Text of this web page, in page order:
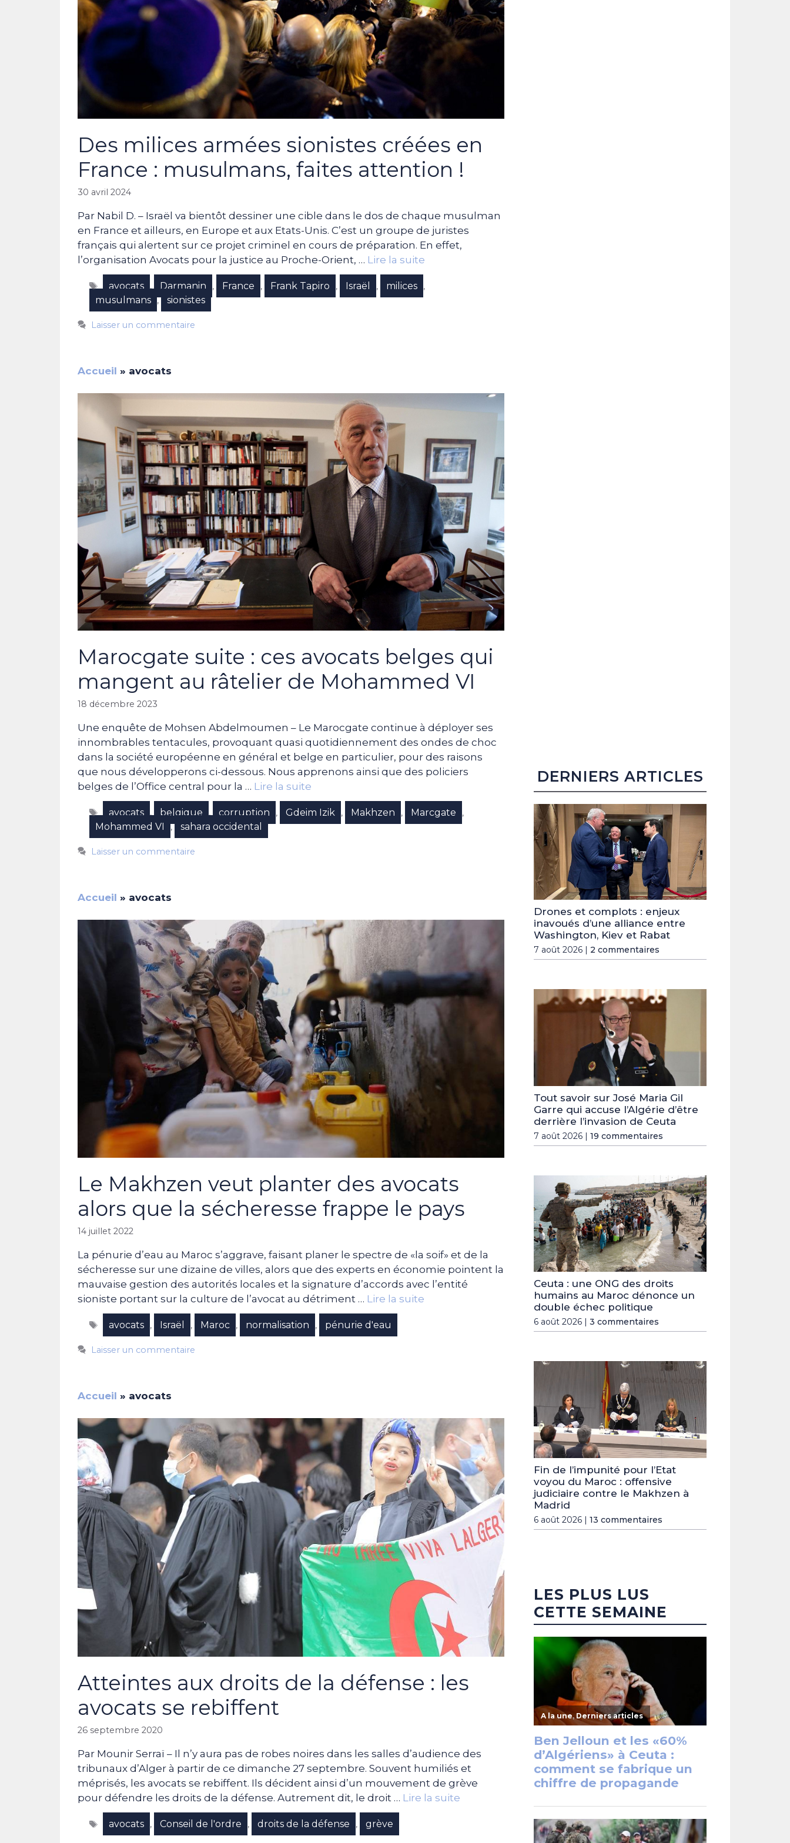
Des milices armées sionistes créées en
France : musulmans, faites attention !
30 avril 2024
Par Nabil D. – Israël va bientôt dessiner une cible dans le dos de chaque musulman
en France et ailleurs, en Europe et aux Etats-Unis. C’est un groupe de juristes
français qui alertent sur ce projet criminel en cours de préparation. En effet,
l’organisation Avocats pour la justice au Proche-Orient, … Lire la suite
Étiquettes
avocats , Darmanin , France , Frank Tapiro , Israël , milices ,
musulmans , sionistes
Laisser un commentaire
Accueil » avocats
Marocgate suite : ces avocats belges qui
mangent au râtelier de Mohammed VI
18 décembre 2023
Une enquête de Mohsen Abdelmoumen – Le Marocgate continue à déployer ses
innombrables tentacules, provoquant quasi quotidiennement des ondes de choc
dans la société européenne en général et belge en particulier, pour des raisons
que nous développerons ci-dessous. Nous apprenons ainsi que des policiers
belges de l’Office central pour la … Lire la suite
Étiquettes
avocats , belgique , corruption , Gdeim Izik , Makhzen , Marcgate ,
Mohammed VI , sahara occidental
Laisser un commentaire
Accueil » avocats
Le Makhzen veut planter des avocats
alors que la sécheresse frappe le pays
14 juillet 2022
La pénurie d’eau au Maroc s’aggrave, faisant planer le spectre de «la soif» et de la
sécheresse sur une dizaine de villes, alors que des experts en économie pointent la
mauvaise gestion des autorités locales et la signature d’accords avec l’entité
sioniste portant sur la culture de l’avocat au détriment … Lire la suite
Étiquettes
avocats , Israël , Maroc , normalisation , pénurie d'eau
Laisser un commentaire
Accueil » avocats
Atteintes aux droits de la défense : les
avocats se rebiffent
26 septembre 2020
Par Mounir Serraï – Il n’y aura pas de robes noires dans les salles d’audience des
tribunaux d’Alger à partir de ce dimanche 27 septembre. Souvent humiliés et
méprisés, les avocats se rebiffent. Ils décident ainsi d’un mouvement de grève
pour défendre les droits de la défense. Autrement dit, le droit … Lire la suite
Étiquettes
avocats , Conseil de l'ordre , droits de la défense , grève
DERNIERS ARTICLES
Drones et complots : enjeux
inavoués d’une alliance entre
Washington, Kiev et Rabat
7 août 2026 | 2 commentaires
Tout savoir sur José Maria Gil
Garre qui accuse l’Algérie d’être
derrière l’invasion de Ceuta
7 août 2026 | 19 commentaires
Ceuta : une ONG des droits
humains au Maroc dénonce un
double échec politique
6 août 2026 | 3 commentaires
Fin de l’impunité pour l’Etat
voyou du Maroc : offensive
judiciaire contre le Makhzen à
Madrid
6 août 2026 | 13 commentaires
LES PLUS LUS
CETTE SEMAINE